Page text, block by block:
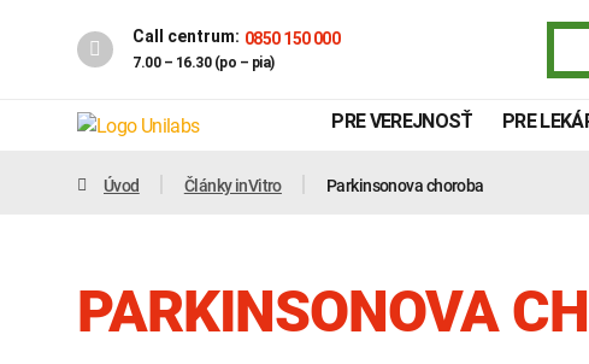
Call centrum: 0850 150 000
7.00 – 16.30 (po – pia)
PRE VEREJNOSŤ PRE
Úvod Články inVitro Parkinsonova choroba
PARKINSONOVA